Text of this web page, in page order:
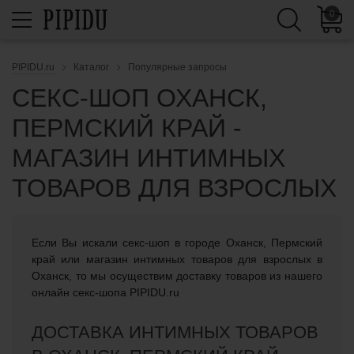
0
PIPIDU.ru Каталог Популярные запросы
СЕКС-ШОП ОХАНСК,
ПЕРМСКИЙ КРАЙ -
МАГАЗИН ИНТИМНЫХ
ТОВАРОВ ДЛЯ ВЗРОСЛЫХ
Если Вы искали cекс-шоп в городе Оханск, Пермский
край или магазин интимных товаров для взрослых в
Оханск, то мы осуществим доставку товаров из нашего
онлайн секс-шопа PIPIDU.ru
ДОСТАВКА ИНТИМНЫХ ТОВАРОВ